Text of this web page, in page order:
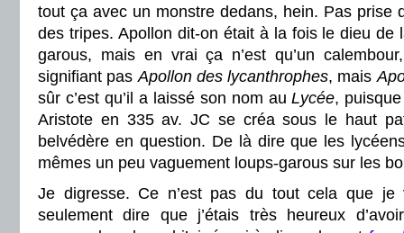
tout ça avec un monstre dedans, hein. Pas prise
des tripes. Apollon dit-on était à la fois le dieu de
garous, mais en vrai ça n’est qu’un
signifiant pasApollon des lycanthrophes, mais
sûr c’est qu’il a laissé son nom auLycée,
Aristote en 335 av. JC se créa sous le haut
belvédère en question. De là dire que les
mêmes un peu vaguement loups-garous sur les
Je digresse. Ce n’est pas du tout cela que je
seulement dire que j’étais très heureux